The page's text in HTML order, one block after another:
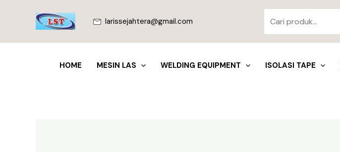
larissejahtera@gmail.com
untuk:
HOME MESIN LAS WELDING EQUIPMENT ISOLASI TAPE